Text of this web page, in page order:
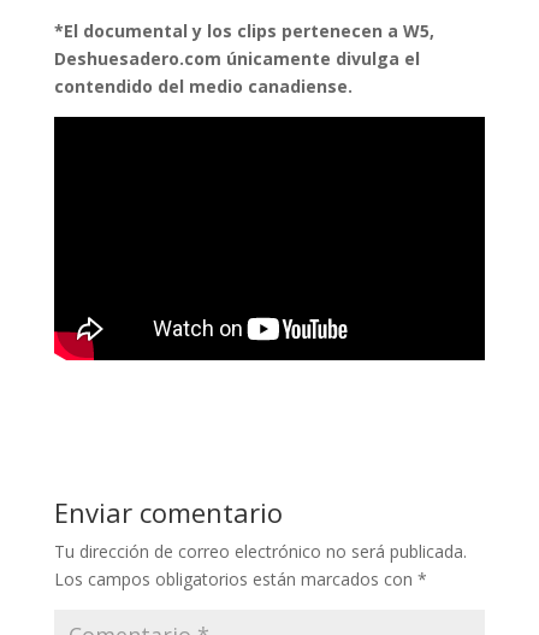
*El documental y los clips pertenecen a W5,
Deshuesadero.com únicamente divulga el
contendido del medio canadiense.
Enviar comentario
Tu dirección de correo electrónico no será publicada.
Los campos obligatorios están marcados con *